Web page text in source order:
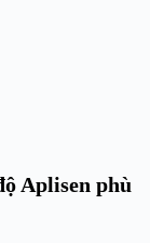
Aplisen phù